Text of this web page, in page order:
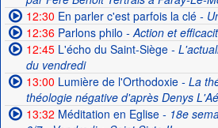
12:30 En parler c'est parfois la clé-
12:36Parlons philo - Action et
12:45L'écho du Saint-Siège-
du vendredi
13:00 Lumière de l'Orthodoxie- La
théologie négative d'après Denys
13:32 Méditation en Eglise- 18e